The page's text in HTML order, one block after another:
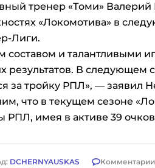
тренер «Томи»
«Локомотива» в
Лиги.
составом и талантливыми
результатов. В следующем
за тройку РПЛ», — заявил
что в текущем сезоне
РПЛ, имея в активе 39 очков
DCHERNYAUSKAS